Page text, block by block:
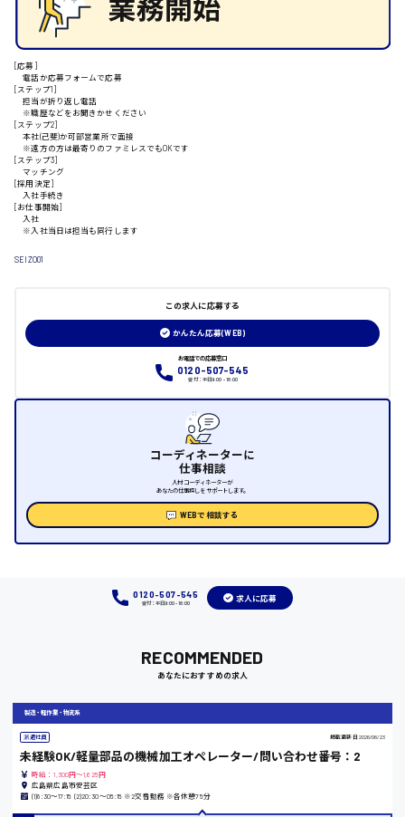
山口県
大竹市
福岡県
竹原市
日給制すべて
時給1300円〜
[応募]
電話か応募フォームで応募
[ステップ1]
担当が折り返し電話
※職歴などをお聞きかせください
[ステップ2]
本社(己斐)か可部営業所で面接
※遠方の方は最寄りのファミレスでもOKです
[ステップ3]
マッチング
[採用決定]
入社手続き
[お仕事開始]
入社
※入社当日は担当も同行します
SEIZO01
この求人に応募する
かんたん応募(WEB)
お電話での応募窓口
0120-507-545
受付：平日9:00 - 18:00
コーディネーターに
仕事相談
人材コーディネーターが
あなたの仕事探しをサポートします。
WEBで相談する
0120-507-545
受付：平日9:00 - 18:00
求人に応募
RECOMMENDED
あなたにおすすめの求人
製造・軽作業・物流系
派遣社員 掲載更新日 2026/06/23
未経験OK/軽量部品の機械加工オペレーター/問い合わせ番号：2
時給：1,300円～1,625円
広島県広島市安芸区
(1)8:30〜17:15 (2)20:30〜05:15 ※2交替勤務 ※各休憩75分